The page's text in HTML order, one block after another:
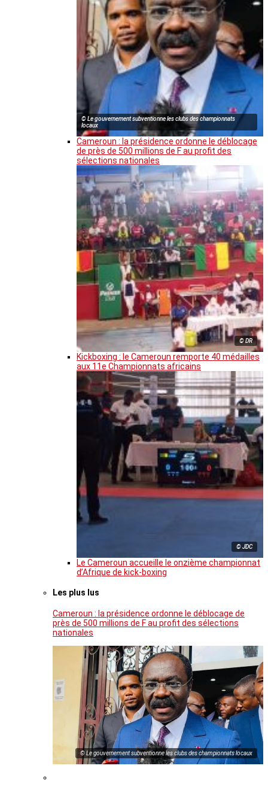
© Le gouvernement subventionne les clubs des championnats
locaux
Cameroun : la présidence ordonne le déblocage
de près de 500 millions de F au profit des
sélections nationales
© DR
Kickboxing : le Cameroun remporte 40 médailles
aux 11e Championnats africains
© JDC
Le Cameroun accueille le onzième championnat
d’Afrique de kick-boxing
Les plus lus
Cameroun : la présidence ordonne le déblocage de
près de 500 millions de F au profit des sélections
nationales
© Le gouvernement subventionne les clubs des championnats locaux